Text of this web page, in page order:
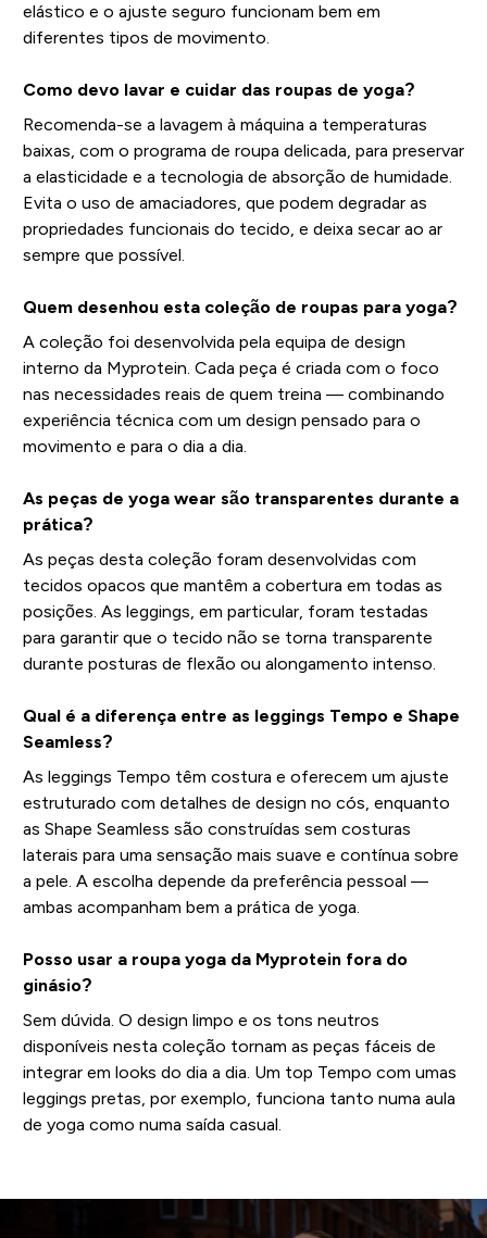
elástico e o ajuste seguro funcionam bem em
diferentes tipos de movimento.
Como devo lavar e cuidar das roupas de yoga?
Recomenda-se a lavagem à máquina a temperaturas
baixas, com o programa de roupa delicada, para preservar
a elasticidade e a tecnologia de absorção de humidade.
Evita o uso de amaciadores, que podem degradar as
propriedades funcionais do tecido, e deixa secar ao ar
sempre que possível.
Quem desenhou esta coleção de roupas para yoga?
A coleção foi desenvolvida pela equipa de design
interno da Myprotein. Cada peça é criada com o foco
nas necessidades reais de quem treina — combinando
experiência técnica com um design pensado para o
movimento e para o dia a dia.
As peças de yoga wear são transparentes durante a
prática?
As peças desta coleção foram desenvolvidas com
tecidos opacos que mantêm a cobertura em todas as
posições. As leggings, em particular, foram testadas
para garantir que o tecido não se torna transparente
durante posturas de flexão ou alongamento intenso.
Qual é a diferença entre as leggings Tempo e Shape
Seamless?
As leggings Tempo têm costura e oferecem um ajuste
estruturado com detalhes de design no cós, enquanto
as Shape Seamless são construídas sem costuras
laterais para uma sensação mais suave e contínua sobre
a pele. A escolha depende da preferência pessoal —
ambas acompanham bem a prática de yoga.
Posso usar a roupa yoga da Myprotein fora do
ginásio?
Sem dúvida. O design limpo e os tons neutros
disponíveis nesta coleção tornam as peças fáceis de
integrar em looks do dia a dia. Um top Tempo com umas
leggings pretas, por exemplo, funciona tanto numa aula
de yoga como numa saída casual.